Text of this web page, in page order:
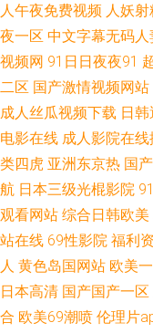
夜精华 日韩穴穴色 91社
18免费观看 操操青青草
99热这只有精品 超碰自
网 91牛牛人妻 TS人妖调
坛 日韩欧美A片 蜜桃91视
航 国产精品毛片 青娱乐福
人午夜免费视频 人妖射
夜一区 中文字幕无码人
视频网 91日日夜夜91
二区 国产激情视频网站
成人丝瓜视频下载 日
电影在线 成人影院在线
类四虎 亚洲东京热 国
航 日本三级光棍影院
观看网站 综合日韩欧美
站在线 69性影院 福利
人 黄色岛国网站 欧美
日本高清 国产国产一区
合 欧美69潮喷 伦理片